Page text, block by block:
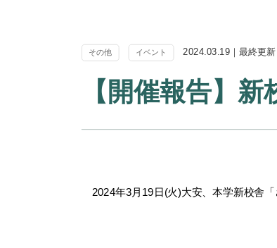
その他 イベント 2024.03.19｜最終更新
【開催報告】
2024年3月19日(火)大安、本学新校舎「